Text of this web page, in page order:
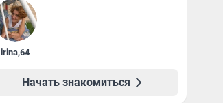
irina,64
Начать знакомиться